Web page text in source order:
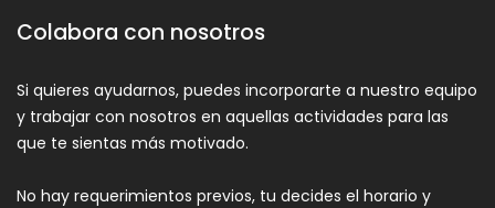
Colabora con nosotros
Si quieres ayudarnos, puedes incorporarte a nuestro equipo
y trabajar con nosotros en aquellas actividades para las
que te sientas más motivado.
No hay requerimientos previos, tu decides el horario y